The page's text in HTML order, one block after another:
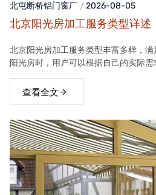
北屯断桥铝门窗厂 2026-08-05
北京阳光房加工服务类型详述
北京阳光房加工服务类型丰富多样，
阳光房时，用户可以根据自己的实际
查看全文